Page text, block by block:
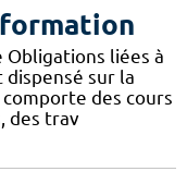
liées à
dispensé sur la
des cours
des trav